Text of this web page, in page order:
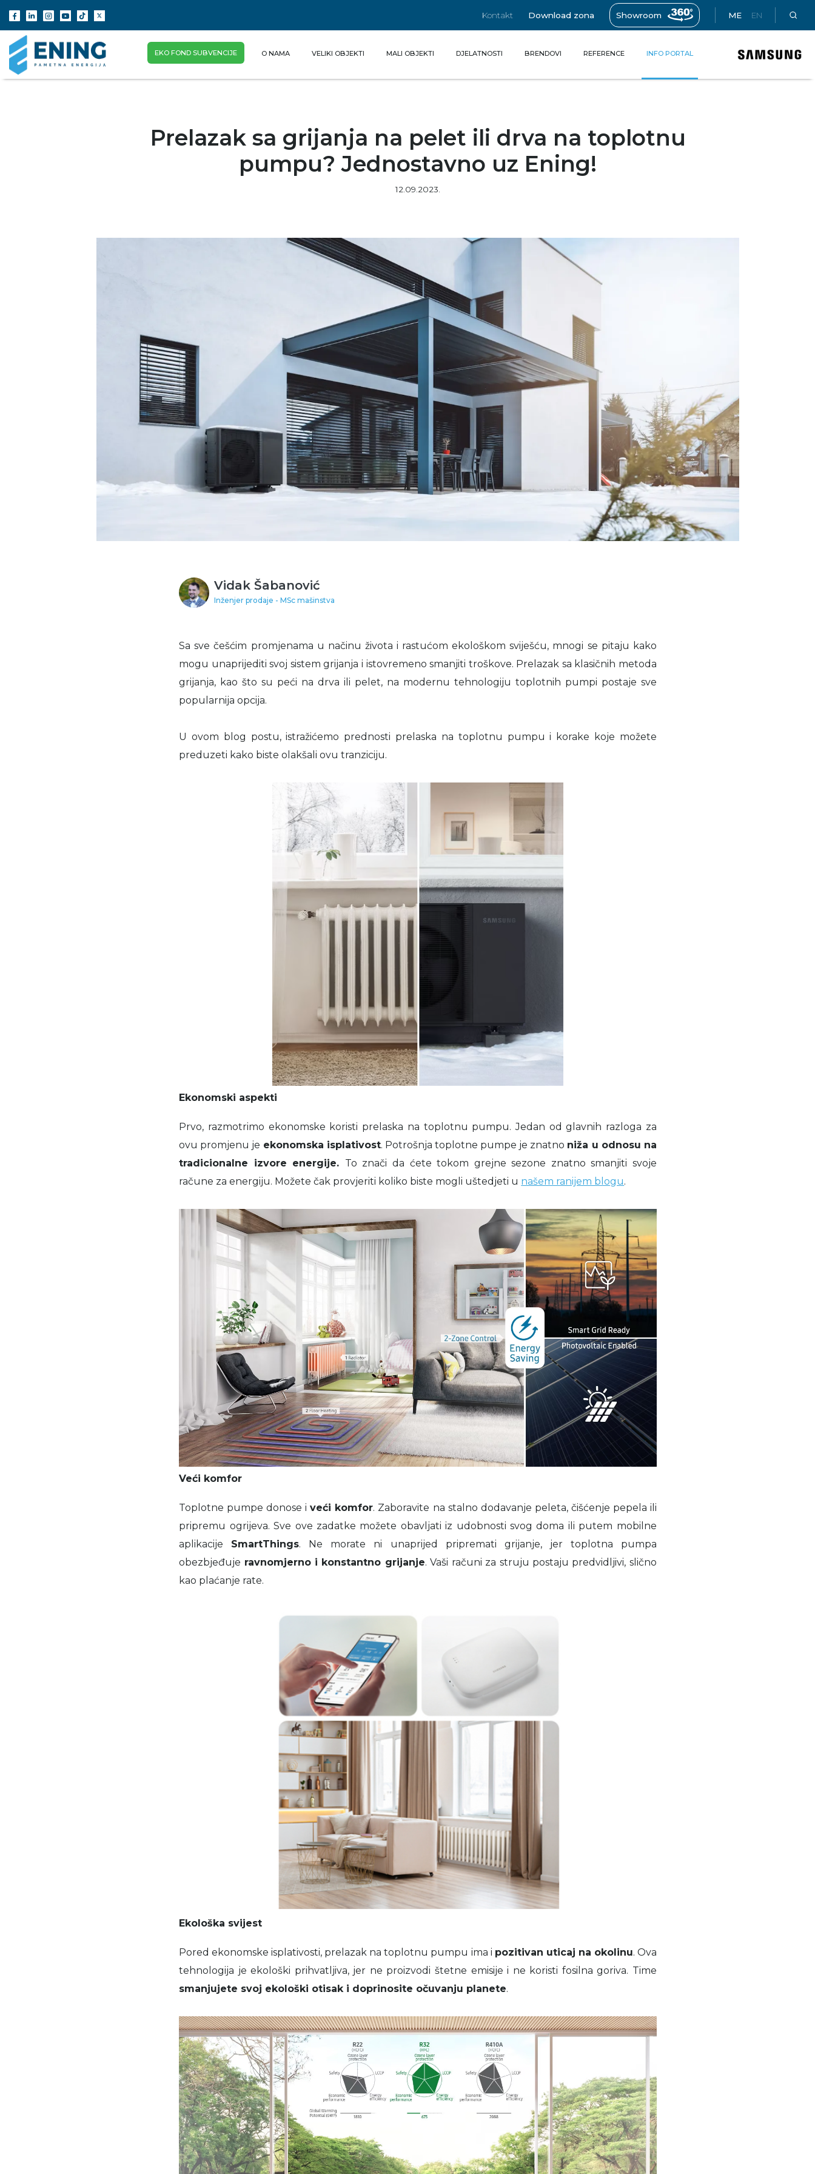
Kontakt Download zona Showroom ME EN
EKO FOND SUBVENCIJE
O NAMA(CURRENT)VELIKI OBJEKTI MALI OBJEKTI DJELATNOSTI BRENDOVI REFERENCE INFO PORTAL
Prelazak sa grijanja na pelet ili drva na toplotnu
pumpu? Jednostavno uz Ening!
12.09.2023.
Vidak Šabanović
Inženjer prodaje - MSc mašinstva
Sa sve češćim promjenama u načinu života i rastućom ekološkom sviješću, mnogi se pitaju kako
mogu unaprijediti svoj sistem grijanja i istovremeno smanjiti troškove. Prelazak sa klasičnih metoda
grijanja, kao što su peći na drva ili pelet, na modernu tehnologiju toplotnih pumpi postaje sve
popularnija opcija.
U ovom blog postu, istražićemo prednosti prelaska na toplotnu pumpu i korake koje možete
preduzeti kako biste olakšali ovu tranziciju.
Ekonomski aspekti
Prvo, razmotrimo ekonomske koristi prelaska na toplotnu pumpu. Jedan od glavnih razloga za
ovu promjenu je ekonomska isplativost. Potrošnja toplotne pumpe je znatno niža u odnosu na
tradicionalne izvore energije. To znači da ćete tokom grejne sezone znatno smanjiti svoje
račune za energiju. Možete čak provjeriti koliko biste mogli uštedjeti u našem ranijem blogu.
Veći komfor
Toplotne pumpe donose iveći komfor. Zaboravite na stalno dodavanje peleta, čišćenje pepela ili
pripremu ogrijeva. Sve ove zadatke možete obavljati iz udobnosti svog doma ili putem mobilne
aplikacije SmartThings. Ne morate ni unaprijed pripremati grijanje, jer toplotna pumpa
obezbjeđuje ravnomjerno i konstantno grijanje. Vaši računi za struju postaju predvidljivi, slično
kao plaćanje rate.
Ekološka svijest
Pored ekonomske isplativosti, prelazak na toplotnu pumpu ima i pozitivan uticaj na okolinu. Ova
tehnologija je ekološki prihvatljiva, jer ne proizvodi štetne emisije i ne koristi fosilna goriva. Time
smanjujete svoj ekološki otisak i doprinosite očuvanju planete.